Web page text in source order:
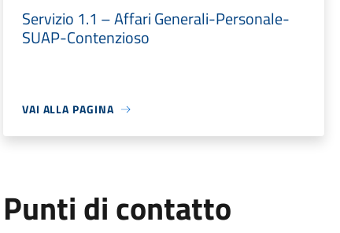
Servizio 1.1 – Affari Generali-Personale-
SUAP-Contenzioso
VAI ALLA PAGINA
Punti di contatto